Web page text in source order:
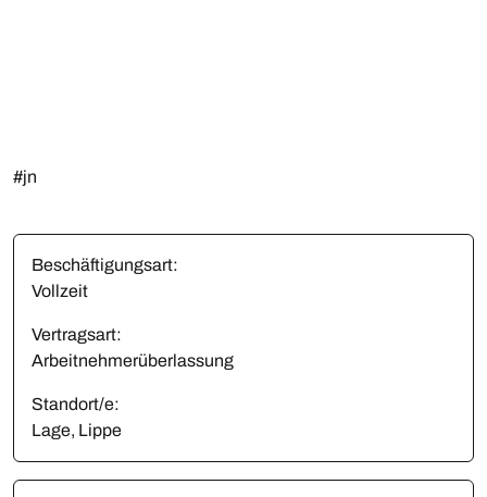
#jn
Beschäftigungsart:
Vollzeit
Vertragsart:
Arbeitnehmerüberlassung
Standort/e:
Lage, Lippe